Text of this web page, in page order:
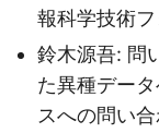
報科学技術
鈴木源吾: 問
た異種デー
スへの問い